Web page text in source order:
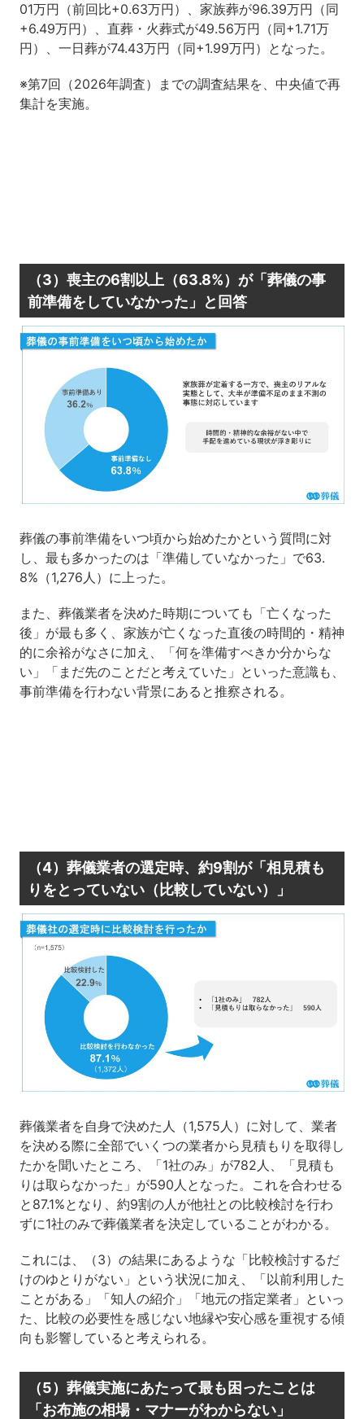
01万円（前回比+0.63万円）、家族葬が96.39万円（同
+6.49万円）、直葬・火葬式が49.56万円（同+1.71万
円）、一日葬が74.43万円（同+1.99万円）となった。
※第7回（2026年調査）までの調査結果を、中央値で再
集計を実施。
（3）喪主の6割以上（63.8%）が「葬儀の事
前準備をしていなかった」と回答
葬儀の事前準備をいつ頃から始めたかという質問に対
し、最も多かったのは「準備していなかった」で63.
8%（1,276人）に上った。
また、葬儀業者を決めた時期についても「亡くなった
後」が最も多く、家族が亡くなった直後の時間的・精神
的に余裕がなさに加え、「何を準備すべきか分からな
い」「まだ先のことだと考えていた」といった意識も、
事前準備を行わない背景にあると推察される。
（4）葬儀業者の選定時、約9割が「相見積も
りをとっていない（比較していない）」
葬儀業者を自身で決めた人（1,575人）に対して、業者
を決める際に全部でいくつの業者から見積もりを取得し
たかを聞いたところ、「1社のみ」が782人、「見積も
りは取らなかった」が590人となった。これを合わせる
と87.1%となり、約9割の人が他社との比較検討を行わ
ずに1社のみで葬儀業者を決定していることがわかる。
これには、（3）の結果にあるような「比較検討するだ
けのゆとりがない」という状況に加え、「以前利用した
ことがある」「知人の紹介」「地元の指定業者」といっ
た、比較の必要性を感じない地縁や安心感を重視する傾
向も影響していると考えられる。
（5）葬儀実施にあたって最も困ったことは
「お布施の相場・マナーがわからない」